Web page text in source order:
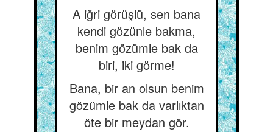
A iğri görüşlü, sen bana
kendi gözünle bakma,
benim gözümle bak da
biri, iki görme!
Bana, bir an olsun benim
gözümle bak da varlıktan
öte bir meydan gör.